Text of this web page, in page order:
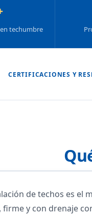
techumbre
CERTIFICACIONES Y
de techos es el
firme y con drenaje